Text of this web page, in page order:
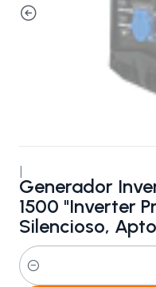
Generador
1500 "Inverter
Silencioso,
Cantidad